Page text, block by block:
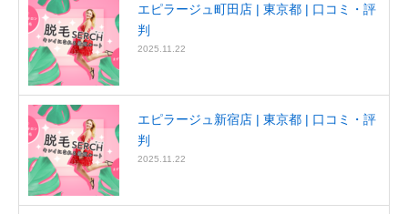
エピラージュ町田店 | 東京都 | 口コミ・評
判
2025.11.22
エピラージュ新宿店 | 東京都 | 口コミ・評
判
2025.11.22